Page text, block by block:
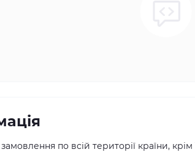
по всій території країни, крім